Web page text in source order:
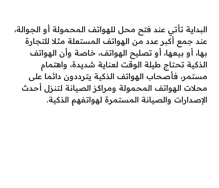
البداية تأتي عند فتح محل للهواتف المحمولة أو الجوالة،
عند جمع أكبر عدد من الهواتف المستعلة مثلا للتجارة
بها، أو بيعها، أو تصليح الهواتف، خاصة وأن الهواتف
الذكية تحتاج طيلة الوقت لعناية شديدة، واهتمام
مستمر، فأصحاب الهواتف الذكية يترددون دائما على
محلات الهواتف المحمولة ومراكز الصيانة لتنزل أحدث
الإصدارات والصيانة المستمرة لهواتفهم الذكية.